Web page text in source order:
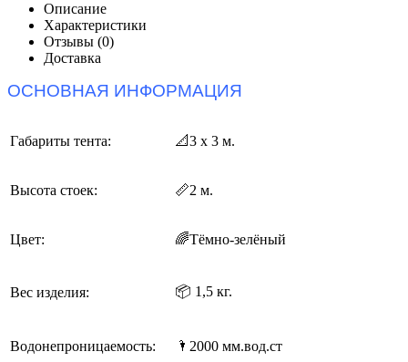
Описание
Характеристики
Отзывы (0)
Доставка
ОСНОВНАЯ ИНФОРМАЦИЯ
Габариты тента: 📐3 х 3 м.
Высота стоек: 📏2 м.
Цвет: 🌈Тёмно-зелёный
Вес изделия: 📦 1,5 кг.
Водонепроницаемость: 🌂2000 мм.вод.ст